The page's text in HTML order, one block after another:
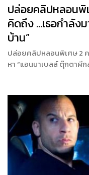
ปล่อยคลิปหลอนพิ
คิดถึง …เธอกำลัง
บ้าน”
ปล่อยคลิปหลอนพิเศษ 2 ค
หา “แอนนาเบลล์ ตุ๊กตาผี